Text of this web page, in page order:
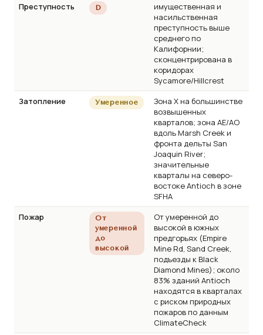
Преступность D
имущественная и
насильственная
преступность выше
среднего по
Калифорнии;
сконцентрирована в
коридорах
Sycamore/Hillcrest
Затопление
Умеренное
Зона X на большинстве
возвышенных
кварталов; зона AE/AO
вдоль Marsh Creek и
фронта дельты San
Joaquin River;
значительные
кварталы на северо-
востоке Antioch в зоне
SFHA
Пожар
От
умеренной
до
высокой
От умеренной до
высокой в южных
предгорьях (Empire
Mine Rd, Sand Creek,
подъезды к Black
Diamond Mines); около
83% зданий Antioch
находятся в кварталах
с риском природных
пожаров по данным
ClimateCheck